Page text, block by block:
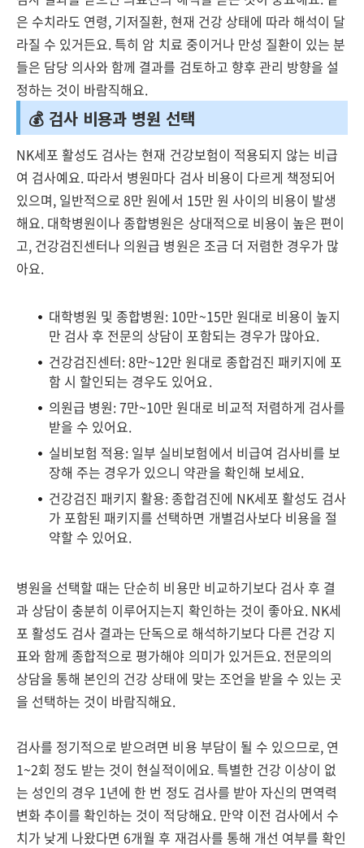
은 수치라도 연령, 기저질환, 현재 건강 상태에 따라 해석이 달
라질 수 있거든요. 특히 암 치료 중이거나 만성 질환이 있는 분
들은 담당 의사와 함께 결과를 검토하고 향후 관리 방향을 설
정하는 것이 바람직해요.
💰 검사 비용과 병원 선택
NK세포 활성도 검사는 현재 건강보험이 적용되지 않는 비급
여 검사예요. 따라서 병원마다 검사 비용이 다르게 책정되어
있으며, 일반적으로 8만 원에서 15만 원 사이의 비용이 발생
해요. 대학병원이나 종합병원은 상대적으로 비용이 높은 편이
고, 건강검진센터나 의원급 병원은 조금 더 저렴한 경우가 많
아요.
대학병원 및 종합병원: 10만~15만 원대로 비용이 높지
만 검사 후 전문의 상담이 포함되는 경우가 많아요.
건강검진센터: 8만~12만 원대로 종합검진 패키지에 포
함 시 할인되는 경우도 있어요.
의원급 병원: 7만~10만 원대로 비교적 저렴하게 검사를
받을 수 있어요.
실비보험 적용: 일부 실비보험에서 비급여 검사비를 보
장해 주는 경우가 있으니 약관을 확인해 보세요.
건강검진 패키지 활용: 종합검진에 NK세포 활성도 검사
가 포함된 패키지를 선택하면 개별검사보다 비용을 절
약할 수 있어요.
병원을 선택할 때는 단순히 비용만 비교하기보다 검사 후 결
과 상담이 충분히 이루어지는지 확인하는 것이 좋아요. NK세
포 활성도 검사 결과는 단독으로 해석하기보다 다른 건강 지
표와 함께 종합적으로 평가해야 의미가 있거든요. 전문의의
상담을 통해 본인의 건강 상태에 맞는 조언을 받을 수 있는 곳
을 선택하는 것이 바람직해요.
검사를 정기적으로 받으려면 비용 부담이 될 수 있으므로, 연
1~2회 정도 받는 것이 현실적이에요. 특별한 건강 이상이 없
는 성인의 경우 1년에 한 번 정도 검사를 받아 자신의 면역력
변화 추이를 확인하는 것이 적당해요. 만약 이전 검사에서 수
치가 낮게 나왔다면 6개월 후 재검사를 통해 개선 여부를 확인